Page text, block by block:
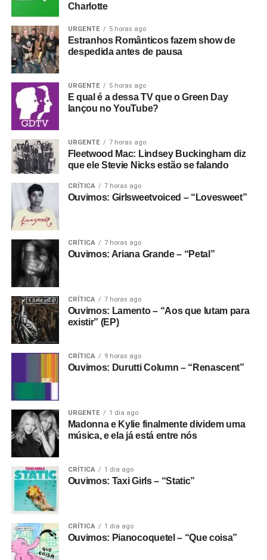
Charlotte
URGENTE 5 horas ago
Estranhos Românticos fazem show de
despedida antes de pausa
URGENTE 5 horas ago
E qual é a dessa TV que o Green Day
lançou no YouTube?
URGENTE 7 horas ago
Fleetwood Mac: Lindsey Buckingham diz
que ele Stevie Nicks estão se falando
CRÍTICA 7 horas ago
Ouvimos: Girlsweetvoiced – “Lovesweet”
CRÍTICA 7 horas ago
Ouvimos: Ariana Grande – “Petal”
CRÍTICA 7 horas ago
Ouvimos: Lamento – “Aos que lutam para
existir” (EP)
CRÍTICA 9 horas ago
Ouvimos: Durutti Column – “Renascent”
URGENTE 1 dia ago
Madonna e Kylie finalmente dividem uma
música, e ela já está entre nós
CRÍTICA 1 dia ago
Ouvimos: Taxi Girls – “Static”
CRÍTICA 1 dia ago
Ouvimos: Pianocoquetel – “Que coisa”